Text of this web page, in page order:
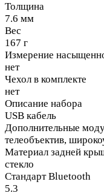
Толщина
7.6 мм
Вес
167 г
Измерение
нет
Чехол в комплекте
нет
Описание набора
USB кабель
Дополнительные
телеобъектив,
Материал задней
стекло
Стандарт Bluetooth
5.3